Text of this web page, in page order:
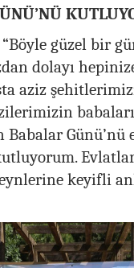
güzel bir
dolayı
aziz
Babalar Günü’nü
keyifli